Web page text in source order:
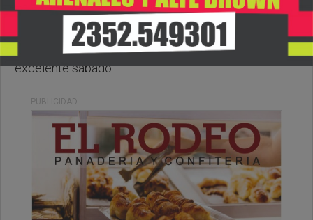
Sabado, 23 de Mayo de 2026 . 08:43 Hs.
Muy buenos días para todos, les deseamos un
excelente sábado.
PUBLICIDAD